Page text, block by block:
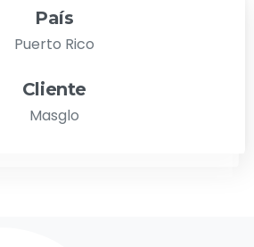
País
Puerto Rico
Cliente
Masglo